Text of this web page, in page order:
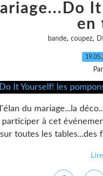
en
bande, coupez,
du mariage...la
à cet
toutes les tables...des